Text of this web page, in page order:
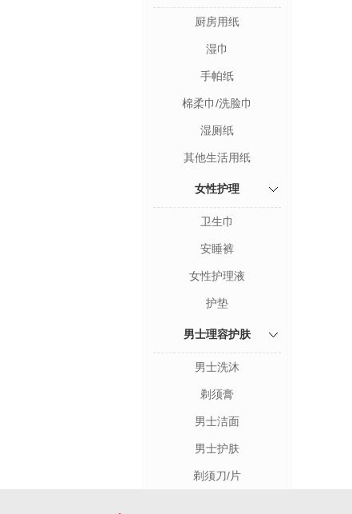
厨房用纸
湿巾
手帕纸
棉柔巾/洗脸巾
湿厕纸
其他生活用纸
女性护理
卫生巾
安睡裤
女性护理液
护垫
男士理容护肤
男士洗沐
剃须膏
男士洁面
男士护肤
剃须刀/片